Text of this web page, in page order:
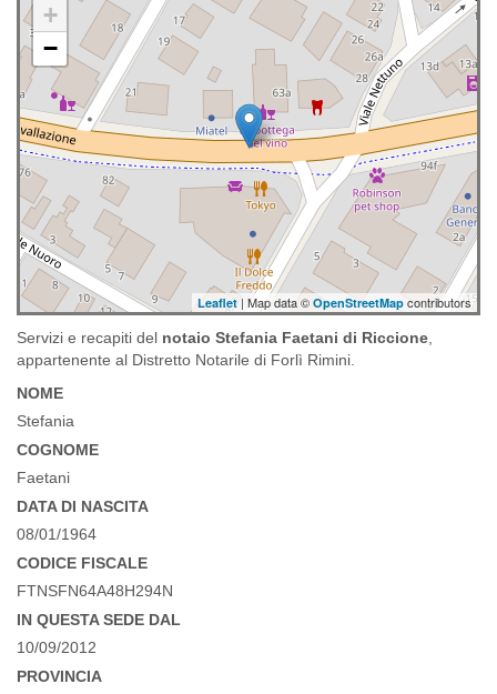
+
−
Leaflet | Map data © OpenStreetMap contributors
Servizi e recapiti del notaio Stefania Faetani di Riccione
appartenente al Distretto Notarile di Forlì Rimini.
NOME
Stefania
COGNOME
Faetani
DATA DI NASCITA
08/01/1964
CODICE FISCALE
FTNSFN64A48H294N
IN QUESTA SEDE DAL
10/09/2012
PROVINCIA